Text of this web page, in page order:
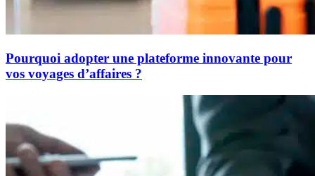
Pourquoi adopter une plateforme innovante pour
vos voyages d’affaires ?